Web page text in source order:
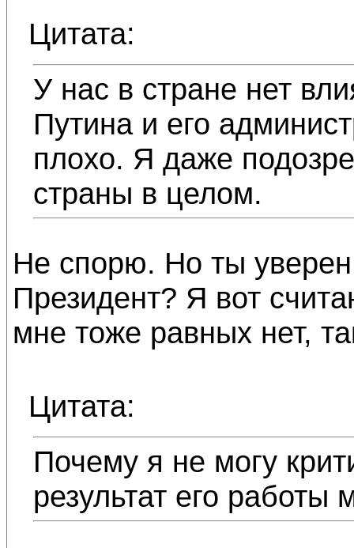
Цитата:
У нас в стране нет
Путина и его
плохо. Я даже
страны в целом.
Не спорю. Но ты
Президент? Я вот
мне тоже равных нет,
Цитата:
Почему я не могу
результат его работы